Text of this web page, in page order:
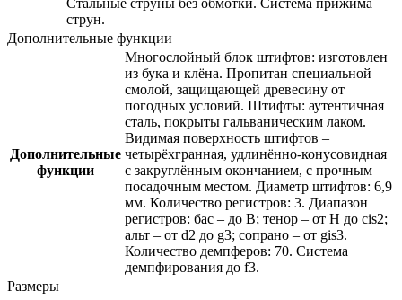
струн.
Дополнительные функции
Дополнительные
функции
Многослойный блок штифтов: изготовлен
из бука и клёна. Пропитан специальной
смолой, защищающей древесину от
погодных условий. Штифты: аутентичная
сталь, покрыты гальваническим лаком.
Видимая поверхность штифтов –
четырёхгранная, удлинённо-конусовидная
с закруглённым окончанием, с прочным
посадочным местом. Диаметр штифтов: 6,9
мм. Количество регистров: 3. Диапазон
регистров: бас – до B; тенор – от H до cis2;
альт – от d2 до g3; сопрано – от gis3.
Количество демпферов: 70. Система
демпфирования до f3.
Размеры